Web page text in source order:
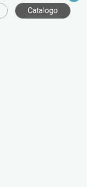
Catalogo